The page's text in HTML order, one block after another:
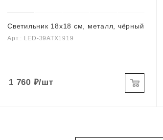
Светильник 18х18 см, металл, чёрный
Арт.: LED-39ATX1919
1 760 ₽/шт